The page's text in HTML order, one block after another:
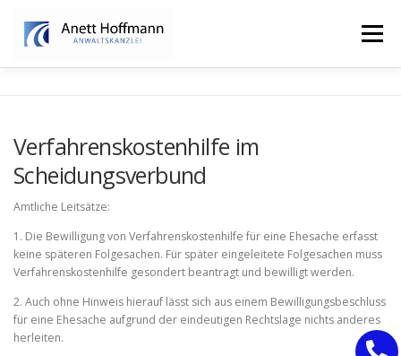
Inhalt
springen
Menü
ERBRECHT
Verfahrenskostenhilfe im
Scheidungsverbund
Amtliche Leitsätze:
1. Die Bewilligung von Verfahrenskostenhilfe für eine Ehesache erfasst
keine späteren Folgesachen. Für später eingeleitete Folgesachen muss
Verfahrenskostenhilfe gesondert beantragt und bewilligt werden.
2. Auch ohne Hinweis hierauf lässt sich aus einem Bewilligungsbeschluss
für eine Ehesache aufgrund der eindeutigen Rechtslage nichts anderes
herleiten.